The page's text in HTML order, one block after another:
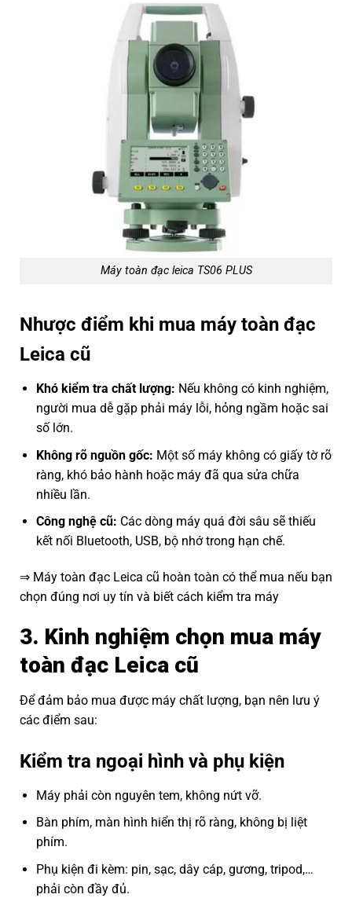
Máy toàn đạc leica TS06 PLUS
Nhược điểm khi mua máy toàn đạc
Leica cũ
Khó kiểm tra chất lượng: Nếu không có kinh nghiệm,
người mua dễ gặp phải máy lỗi, hỏng ngầm hoặc sai
số lớn.
Không rõ nguồn gốc: Một số máy không có giấy tờ rõ
ràng, khó bảo hành hoặc máy đã qua sửa chữa
nhiều lần.
Công nghệ cũ: Các dòng máy quá đời sâu sẽ thiếu
kết nối Bluetooth, USB, bộ nhớ trong hạn chế.
⇒ Máy toàn đạc Leica cũ hoàn toàn có thể mua nếu bạn
chọn đúng nơi uy tín và biết cách kiểm tra máy
3. Kinh nghiệm chọn mua máy
toàn đạc Leica cũ
Để đảm bảo mua được máy chất lượng, bạn nên lưu ý
các điểm sau:
Kiểm tra ngoại hình và phụ kiện
Máy phải còn nguyên tem, không nứt vỡ.
Bàn phím, màn hình hiển thị rõ ràng, không bị liệt
phím.
Phụ kiện đi kèm: pin, sạc, dây cáp, gương, tripod,…
phải còn đầy đủ.